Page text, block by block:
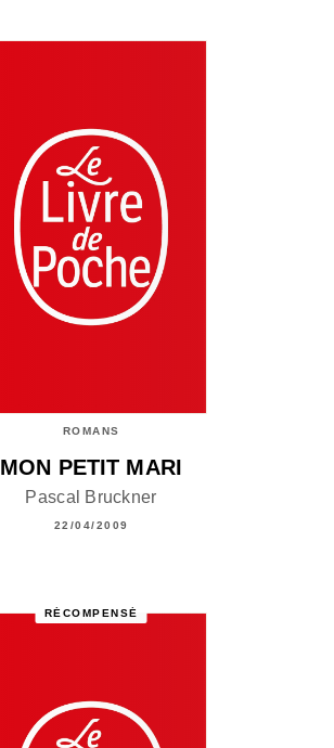
ROMANS
MON PETIT MARI
Pascal Bruckner
22/04/2009
RÉCOMPENSÉ